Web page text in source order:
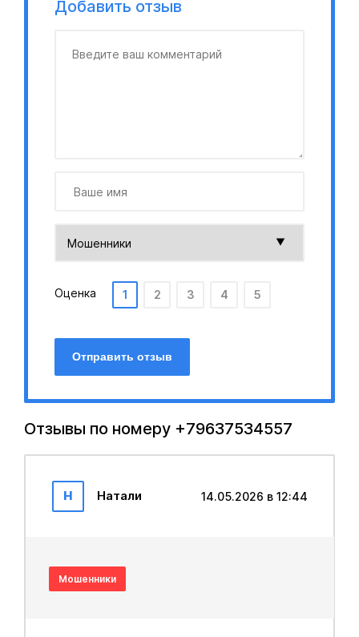
Добавить отзыв
Оценка 1 2 3 4 5
Отправить отзыв
Отзывы по номеру +79637534557
Н Натали 14.05.2026 в 12:44
Мошенники